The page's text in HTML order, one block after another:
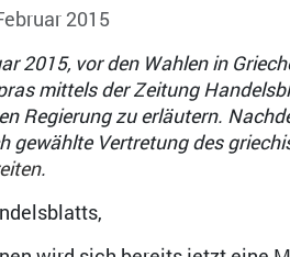
2015
2015, vor den Wahlen in
mittels der Zeitung
Regierung zu erläutern.
gewählte Vertretung des
.